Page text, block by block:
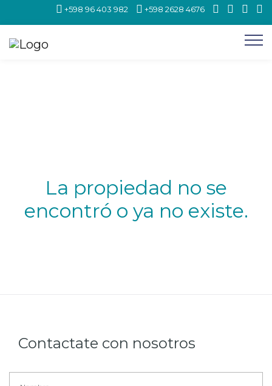
+598 96 403 982 +598 2628 4676
La propiedad no se
encontró o ya no existe.
Contactate con nosotros